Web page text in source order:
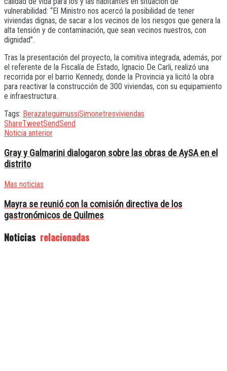
vulnerabilidad: “El Ministro nos acercó la posibilidad de tener
viviendas dignas, de sacar a los vecinos de los riesgos que genera la
alta tensión y de contaminación, que sean vecinos nuestros, con
dignidad”.
Tras la presentación del proyecto, la comitiva integrada, además, por
el referente de la Fiscalía de Estado, Ignacio De Carli, realizó una
recorrida por el barrio Kennedy, donde la Provincia ya licitó la obra
para reactivar la construcción de 300 viviendas, con su equipamiento
e infraestructura.
Tags: BerazateguimussiSimonetresviviendas
ShareTweetSendSend
Noticia anterior
Gray y Galmarini dialogaron sobre las obras de AySA en el
distrito
Mas noticias
Mayra se reunió con la comisión directiva de los
gastronómicos de Quilmes
Noticias relacionadas